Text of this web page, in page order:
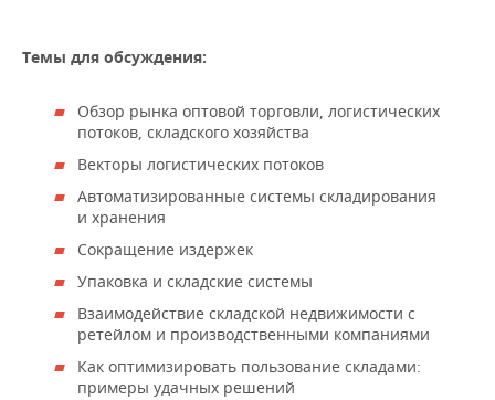
Темы для обсуждения:
Обзор рынка оптовой торговли, логистических
потоков, складского хозяйства
Векторы логистических потоков
Автоматизированные системы складирования
и хранения
Сокращение издержек
Упаковка и складские системы
Взаимодействие складской недвижимости с
ретейлом и производственными компаниями
Как оптимизировать пользование складами:
примеры удачных решений